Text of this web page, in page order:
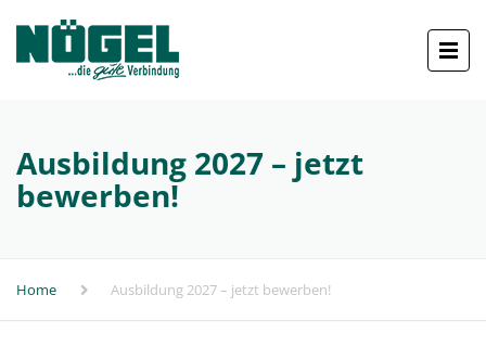
Ausbildung 2027 – jetzt
bewerben!
Home Ausbildung 2027 – jetzt bewerben!